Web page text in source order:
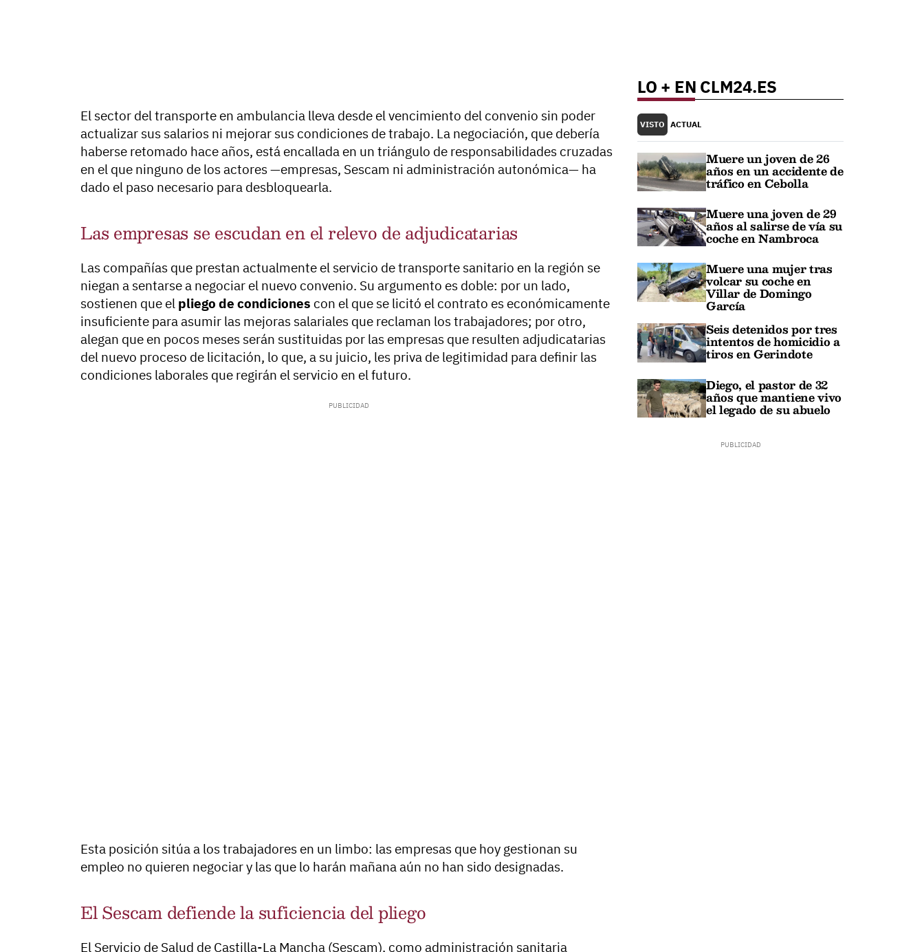
El sector del transporte en ambulancia lleva desde el vencimiento del convenio sin poder
actualizar sus salarios ni mejorar sus condiciones de trabajo. La negociación, que debería
haberse retomado hace años, está encallada en un triángulo de responsabilidades cruzadas
en el que ninguno de los actores —empresas, Sescam ni administración autonómica— ha
dado el paso necesario para desbloquearla.
Las empresas se escudan en el relevo de adjudicatarias
Las compañías que prestan actualmente el servicio de transporte sanitario en la región se
niegan a sentarse a negociar el nuevo convenio. Su argumento es doble: por un lado,
sostienen que el pliego de condiciones con el que se licitó el contrato es económicamente
insuficiente para asumir las mejoras salariales que reclaman los trabajadores; por otro,
alegan que en pocos meses serán sustituidas por las empresas que resulten adjudicatarias
del nuevo proceso de licitación, lo que, a su juicio, les priva de legitimidad para definir las
condiciones laborales que regirán el servicio en el futuro.
Esta posición sitúa a los trabajadores en un limbo: las empresas que hoy gestionan su
empleo no quieren negociar y las que lo harán mañana aún no han sido designadas.
El Sescam defiende la suficiencia del pliego
El Servicio de Salud de Castilla-La Mancha (Sescam), como administración sanitaria
LO + EN CLM24.ES
VISTO ACTUAL
Muere un joven de 26
años en un accidente de
tráfico en Cebolla
Muere una joven de 29
años al salirse de vía su
coche en Nambroca
Muere una mujer tras
volcar su coche en
Villar de Domingo
García
Seis detenidos por tres
intentos de homicidio a
tiros en Gerindote
Diego, el pastor de 32
años que mantiene vivo
el legado de su abuelo